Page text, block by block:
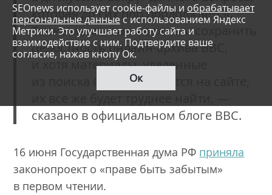
которая до сих пор продолжается.
Также мы считаем важным сохранить
целостность онлайн-архива BBC,
и хотя материалы, удаленные
из поиска Google, остаются на сайте,
сказано в официальном блоге BBC.
16 июня Государственная дума РФ приняла
законопроект о «праве быть забытым»
в первом чтении.
SEOnews использует cookie-файлы и обрабатывает
персональные данныес использованием Яндекс
Метрики. Это улучшает работу сайта и
взаимодействие с ним. Подтвердите ваше
согласие, нажав кнопу Ок.
Ок